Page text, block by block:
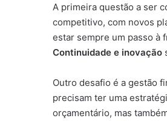
A primeira questão a ser
competitivo, com novos
estar sempre um passo à
Continuidade e inovação
Outro desafio é a gestão
precisam ter uma
orçamentário, mas